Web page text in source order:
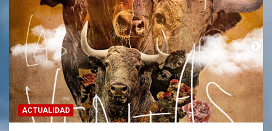
ACTUALIDAD